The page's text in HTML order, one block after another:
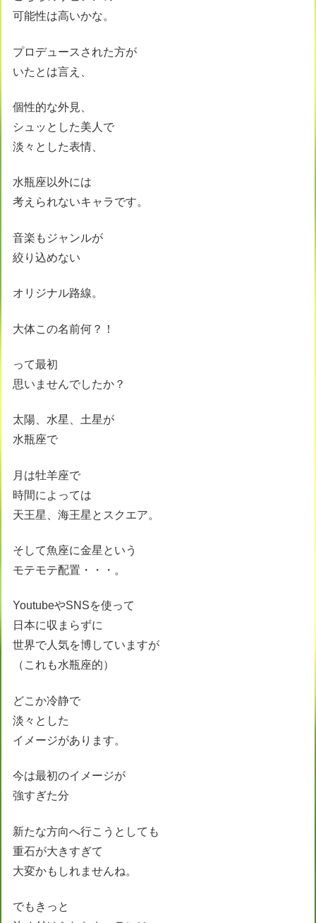
可能性は高いかな。
プロデュースされた方が
いたとは言え、
個性的な外見、
シュッとした美人で
淡々とした表情、
水瓶座以外には
考えられないキャラです。
音楽もジャンルが
絞り込めない
オリジナル路線。
大体この名前何？！
って最初
思いませんでしたか？
太陽、水星、土星が
水瓶座で
月は牡羊座で
時間によっては
天王星、海王星とスクエア。
そして魚座に金星という
モテモテ配置・・・。
YoutubeやSNSを使って
日本に収まらずに
世界で人気を博していますが
（これも水瓶座的）
どこか冷静で
淡々とした
イメージがあります。
今は最初のイメージが
強すぎた分
新たな方向へ行こうとしても
重石が大きすぎて
大変かもしれませんね。
でもきっと